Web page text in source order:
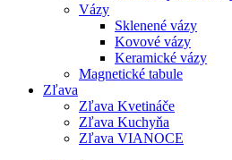
Vázy
Sklenené vázy
Kovové vázy
Keramické vázy
Magnetické tabule
Zľava
Zľava Kvetináče
Zľava Kuchyňa
Zľava VIANOCE